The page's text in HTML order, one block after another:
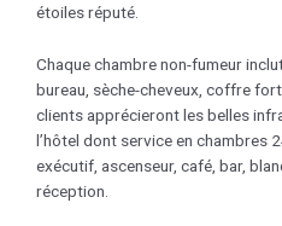
étoiles réputé.
Chaque chambre non-fumeur
bureau, sèche-cheveux, coffre
clients apprécieront les belles
l’hôtel dont service en chambres
exécutif, ascenseur, café, bar,
réception.